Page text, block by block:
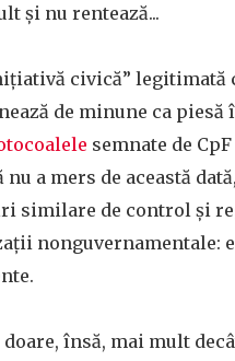
şi nu rentează...
civică” legitimată
de minune ca piesă
semnate de
nu a mers de această
similare de control şi
nonguvernamentale:
doare, însă, mai mult